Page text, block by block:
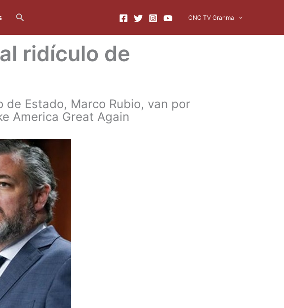
Buscar CNC TV Granma
ridículo de
Estado, Marco Rubio, van por
America Great Again